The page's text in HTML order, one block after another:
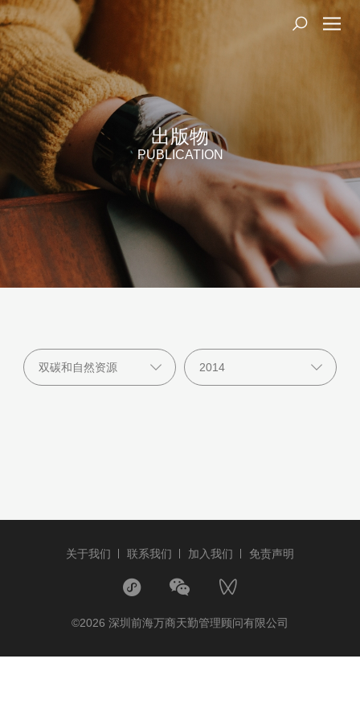
出版物
PUBLICATION
关于我们 联系我们 加入我们 免责声明
©2026 深圳前海万商天勤管理顾问有限公司